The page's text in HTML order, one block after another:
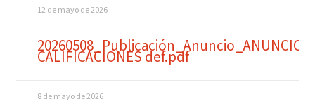
12 de mayo de 2026
20260508_Publicación_Anuncio_ANUNCIO
CALIFICACIONES def.pdf
8 de mayo de 2026